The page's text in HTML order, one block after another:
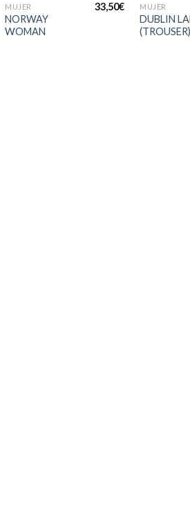
MUJER
NORWAY
WOMAN
33,50€ MUJER
DUBLIN
(TROUSER)